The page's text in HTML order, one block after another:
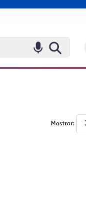
Mostrar: